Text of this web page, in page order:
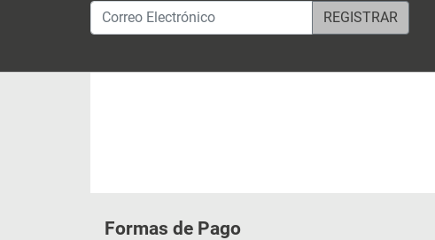
Correo Electrónico
Formas de Pago